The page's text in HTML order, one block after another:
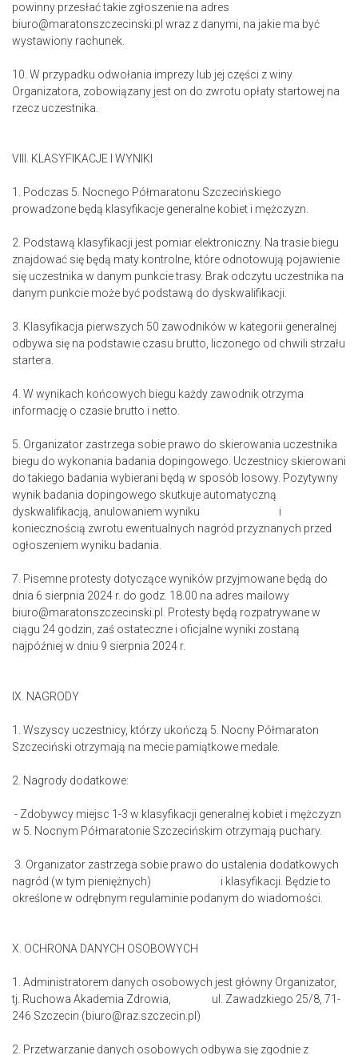
powinny przesłać takie zgłoszenie na adres
biuro@maratonszczecinski.pl wraz z danymi, na jakie ma być
wystawiony rachunek.
10. W przypadku odwołania imprezy lub jej części z winy
Organizatora, zobowiązany jest on do zwrotu opłaty startowej na
rzecz uczestnika.
VIII. KLASYFIKACJE I WYNIKI
1. Podczas 5. Nocnego Półmaratonu Szczecińskiego
prowadzone będą klasyfikacje generalne kobiet i mężczyzn.
2. Podstawą klasyfikacji jest pomiar elektroniczny. Na trasie biegu
znajdować się będą maty kontrolne, które odnotowują pojawienie
się uczestnika w danym punkcie trasy. Brak odczytu uczestnika na
danym punkcie może być podstawą do dyskwalifikacji.
3. Klasyfikacja pierwszych 50 zawodników w kategorii generalnej
odbywa się na podstawie czasu brutto, liczonego od chwili strzału
startera.
4. W wynikach końcowych biegu każdy zawodnik otrzyma
informację o czasie brutto i netto.
5. Organizator zastrzega sobie prawo do skierowania uczestnika
biegu do wykonania badania dopingowego. Uczestnicy skierowani
do takiego badania wybierani będą w sposób losowy. Pozytywny
wynik badania dopingowego skutkuje automatyczną
dyskwalifikacją, anulowaniem wyniku i
koniecznością zwrotu ewentualnych nagród przyznanych przed
ogłoszeniem wyniku badania.
7. Pisemne protesty dotyczące wyników przyjmowane będą do
dnia 6 sierpnia 2024 r. do godz. 18.00 na adres mailowy
biuro@maratonszczecinski.pl. Protesty będą rozpatrywane w
ciągu 24 godzin, zaś ostateczne i oficjalne wyniki zostaną
najpóźniej w dniu 9 sierpnia 2024 r.
IX. NAGRODY
1. Wszyscy uczestnicy, którzy ukończą 5. Nocny Półmaraton
Szczeciński otrzymają na mecie pamiątkowe medale.
2. Nagrody dodatkowe:
- Zdobywcy miejsc 1-3 w klasyfikacji generalnej kobiet i mężczyzn
w 5. Nocnym Półmaratonie Szczecińskim otrzymają puchary.
3. Organizator zastrzega sobie prawo do ustalenia dodatkowych
nagród (w tym pieniężnych) i klasyfikacji. Będzie to
określone w odrębnym regulaminie podanym do wiadomości.
X. OCHRONA DANYCH OSOBOWYCH
1. Administratorem danych osobowych jest główny Organizator,
tj. Ruchowa Akademia Zdrowia, ul. Zawadzkiego 25/8, 71-
246 Szczecin (biuro@raz.szczecin.pl)
2. Przetwarzanie danych osobowych odbywa się zgodnie z